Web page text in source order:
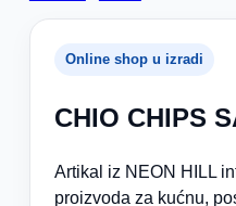
Online shop u izradi
CHIO CHIPS
Artikal iz NEON HILL
proizvoda za kućnu,